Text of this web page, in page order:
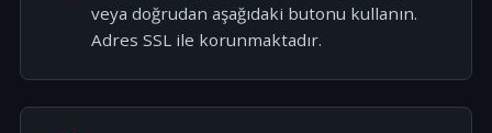
veya doğrudan aşağıdaki butonu kullanın.
Adres SSL ile korunmaktadır.